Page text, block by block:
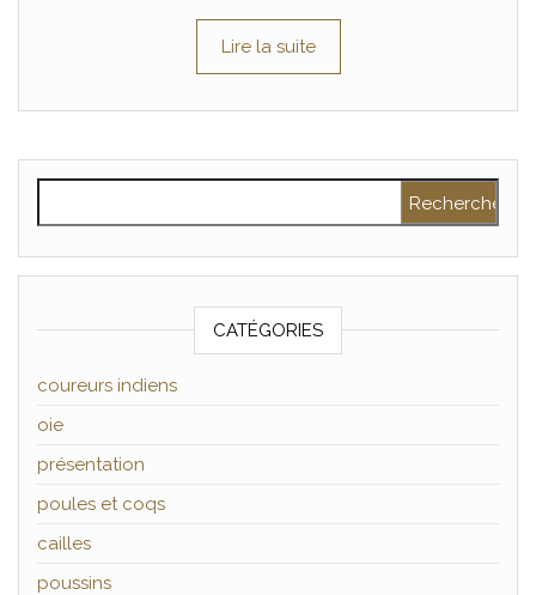
Lire la suite
CATÉGORIES
coureurs indiens
oie
présentation
poules et coqs
cailles
poussins